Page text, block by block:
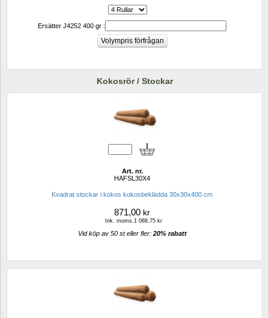
Ersätter J4252 400 gr :
Kokosrör / Stockar
Art. nr.
HAFSL30X4
Kvadrat stockar i kokos kokosbeklädda 30x30x400 cm
871,00 kr
Ink. moms.1 088,75 kr
Vid köp av 50 st eller fler: 20% rabatt